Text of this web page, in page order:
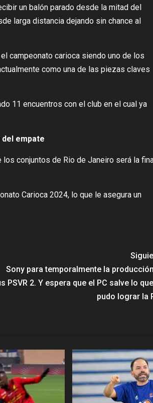
un balón parado desde la mitad del
larga distancia dejando sin chance al
campeonato carioca siendo uno de los
como una de las piezas claves
11 encuentros con el club en el cual ya
del empate
conjuntos de Rio de Janeiro será la
Carioca 2024, lo que le asegura un
Sony para temporalmente la
PSVR 2. Y espera que el PC salve lo
pudo lograr la